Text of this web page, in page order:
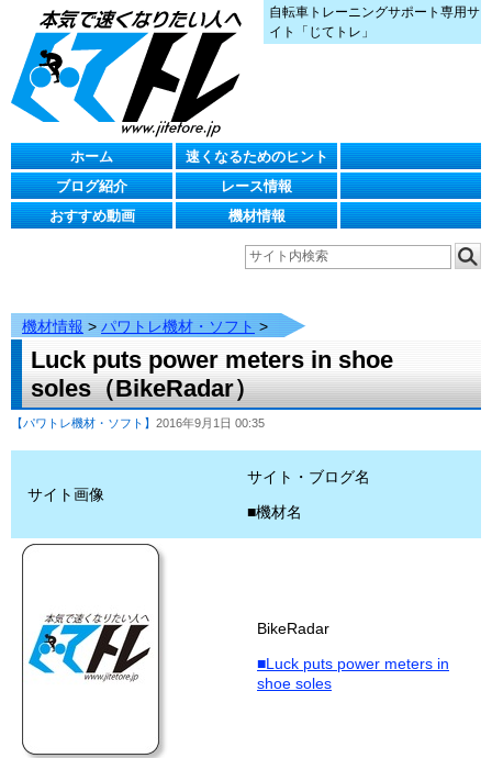
自転車トレーニングサポート専用サ
イト「じてトレ」
ホーム
速くなるためのヒント
ブログ紹介
レース情報
おすすめ動画
機材情報
機材情報 > パワトレ機材・ソフト >
Luck puts power meters in shoe
soles（BikeRadar）
【パワトレ機材・ソフト】 2016年9月1日 00:35
サイト画像
サイト・ブログ名
■機材名
BikeRadar
■Luck puts power meters in
shoe soles